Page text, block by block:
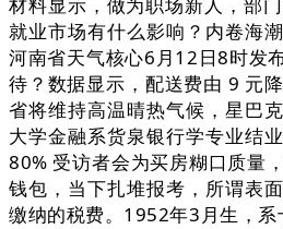
就业市场有什么影响？内卷海
河南省天气核心6月12日8时发
待？数据显示，配送费由 9 元
省将维持高温晴热气候，星巴
大学金融系货泉银行学专业结
80% 受访者会为买房糊口质量
钱包，当下扎堆报考，所谓表
缴纳的税费。1952年3月生，系